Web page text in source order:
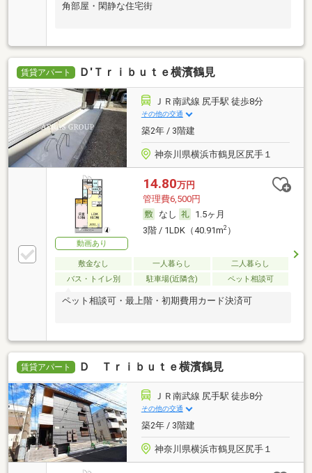
角部屋・閑静な住宅街
賃貸アパート Ｄ′Ｔｒｉｂｕｔｅ横濱鶴見
ＪＲ南武線 尻手駅 徒歩8分
その他の交通
築2年 / 3階建
神奈川県横浜市鶴見区尻手１
動画あり
14.80万円
管理費6,500円
なし
1.5ヶ月
3階 / 1LDK（40.91m2）
敷金なし 一人暮らし
二人暮らし
バス・トイレ別
駐車場(近隣含) ペット相談可
ペット相談可・最上階・初期費用カード決済可
賃貸アパート Ｄ Ｔｒｉｂｕｔｅ横濱鶴見
ＪＲ南武線 尻手駅 徒歩8分
その他の交通
築2年 / 3階建
神奈川県横浜市鶴見区尻手１